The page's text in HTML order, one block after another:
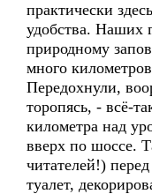
практически
удобства. Наших
природному
много
Передохнули,
торопясь, - всё-
километра над
вверх по шоссе.
читателей!)
туалет,